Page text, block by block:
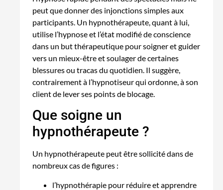
peut que donner des injonctions simples aux
participants. Un hypnothérapeute, quant à lui,
utilise l’hypnose et l’état modifié de conscience
dans un but thérapeutique pour soigner et guider
vers un mieux-être et soulager de certaines
blessures ou tracas du quotidien. Il suggère,
contrairement à l’hypnotiseur qui ordonne, à son
client de lever ses points de blocage.
Que soigne un
hypnothérapeute ?
Un hypnothérapeute peut être sollicité dans de
nombreux cas de figures :
l’hypnothérapie pour réduire et apprendre